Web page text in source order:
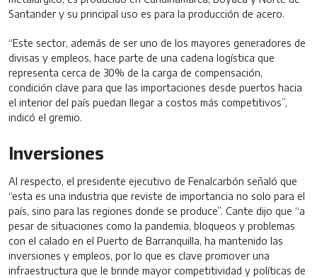
Santander y su principal uso es para la producción de acero.
“Este sector, además de ser uno de los mayores generadores de
divisas y empleos, hace parte de una cadena logística que
representa cerca de 30% de la carga de compensación,
condición clave para que las importaciones desde puertos hacia
el interior del país puedan llegar a costos más competitivos”,
indicó el gremio.
Inversiones
Al respecto, el presidente ejecutivo de Fenalcarbón señaló que
“esta es una industria que reviste de importancia no solo para el
país, sino para las regiones donde se produce”. Cante dijo que “a
pesar de situaciones como la pandemia, bloqueos y problemas
con el calado en el Puerto de Barranquilla, ha mantenido las
inversiones y empleos, por lo que es clave promover una
infraestructura que le brinde mayor competitividad y políticas de